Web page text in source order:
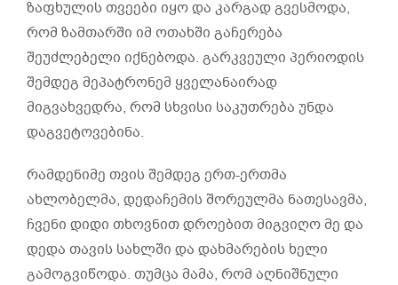
ზაფხულის თვეები იყო და კარგად გვესმოდა,
რომ ზამთარში იმ ოთახში გაჩერება
შეუძლებელი იქნებოდა. გარკვეული პერიოდის
შემდეგ მეპატრონემ ყველანაირად
მიგვახვედრა, რომ სხვისი საკუთრება უნდა
დაგვეტოვებინა.
რამდენიმე თვის შემდეგ ერთ-ერთმა
ახლობელმა, დედაჩემის შორეულმა ნათესავმა,
ჩვენი დიდი თხოვნით დროებით მიგვიღო მე და
დედა თავის სახლში და დახმარების ხელი
გამოგვიწოდა. თუმცა მამა, რომ აღნიშნული